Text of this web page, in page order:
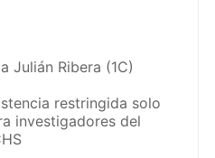
Julián Ribera (1C)
restringida solo
investigadores del